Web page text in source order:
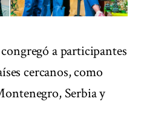
a participantes
cercanos, como
Serbia y